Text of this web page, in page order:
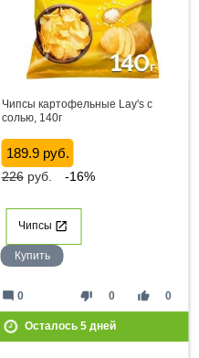
Чипсы картофельные Lay's с
солью, 140г
189.9 руб.
226руб. -16%
Чипсы
Купить
thumb_down 0 thumb_up 0
mode_comment 0
Осталось 5дней